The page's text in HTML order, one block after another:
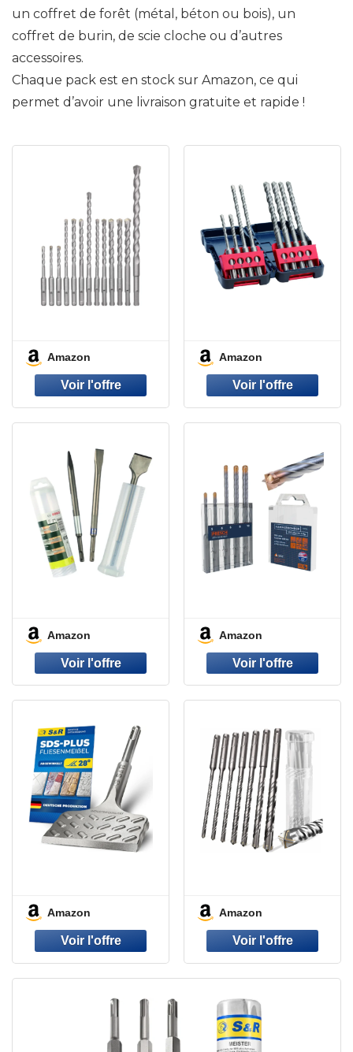
un coffret de forêt (métal, béton ou bois), un
coffret de burin, de scie cloche ou d’autres
accessoires.
Chaque pack est en stock sur Amazon, ce qui
permet d’avoir une livraison gratuite et rapide !
Amazon Amazon
Amazon Amazon
Amazon Amazon